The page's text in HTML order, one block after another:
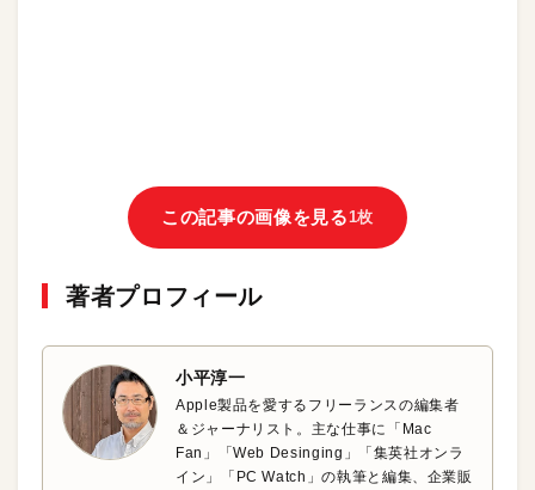
この記事の画像を見る 1枚
著者プロフィール
小平淳一
Apple製品を愛するフリーランスの編集者
＆ジャーナリスト。主な仕事に「Mac
Fan」「Web Desinging」「集英社オンラ
イン」「PC Watch」の執筆と編集、企業販